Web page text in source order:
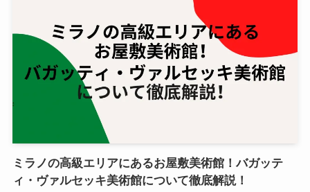
ミラノの高級エリアにあるお屋敷美術館！バガッテ
ィ・ヴァルセッキ美術館について徹底解説！